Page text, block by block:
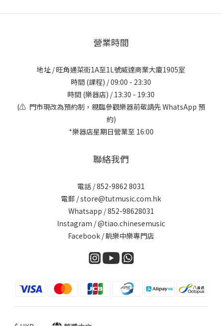
營業時間
地址 / 旺角通菜街1A至1L號威達商業大廈1905室
時間 (課程) / 09:00 - 23:30
時間 (樂器店) / 13:30 - 19:30
(⚠️ 門市現改為預約制，親臨參觀樂器前敬請先 WhatsApp 預
約)
*樂器店星期日營業至 16:00
聯絡我們
電話 / 852-9862 8031
電郵 / store@tutmusic.com.hk
Whatsapp /852-98628031
Instagram / @tiao.chinesemusic
Facebook / 眺樂中樂專門店